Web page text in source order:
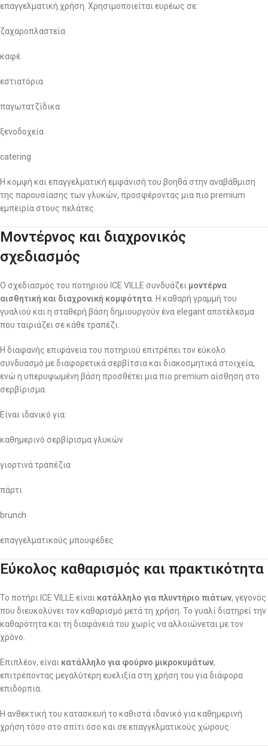
επαγγελματική χρήση. Χρησιμοποιείται ευρέως σε:
ζαχαροπλαστεία
καφέ
εστιατόρια
παγωτατζίδικα
ξενοδοχεία
catering
Η κομψή και επαγγελματική εμφάνισή του βοηθά στην αναβάθμιση
της παρουσίασης των γλυκών, προσφέροντας μια πιο premium
εμπειρία στους πελάτες.
Μοντέρνος και διαχρονικός
σχεδιασμός
Ο σχεδιασμός του ποτηριού ICE VILLE συνδυάζει μοντέρνα
αισθητική και διαχρονική κομψότητα . Η καθαρή γραμμή του
γυαλιού και η σταθερή βάση δημιουργούν ένα elegant αποτέλεσμα
που ταιριάζει σε κάθε τραπέζι.
Η διαφανής επιφάνεια του ποτηριού επιτρέπει τον εύκολο
συνδυασμό με διαφορετικά σερβίτσια και διακοσμητικά στοιχεία,
ενώ η υπερυψωμένη βάση προσθέτει μια πιο premium αίσθηση στο
σερβίρισμα.
Είναι ιδανικό για:
καθημερινό σερβίρισμα γλυκών
γιορτινά τραπέζια
πάρτι
brunch
επαγγελματικούς μπουφέδες
Εύκολος καθαρισμός και πρακτικότητα
Το ποτήρι ICE VILLE είναι κατάλληλο για πλυντήριο πιάτων, γεγονός
που διευκολύνει τον καθαρισμό μετά τη χρήση. Το γυαλί διατηρεί την
καθαρότητα και τη διαφάνειά του χωρίς να αλλοιώνεται με τον
χρόνο.
Επιπλέον, είναι κατάλληλο για φούρνο μικροκυμάτων,
επιτρέποντας μεγαλύτερη ευελιξία στη χρήση του για διάφορα
επιδόρπια.
Η ανθεκτική του κατασκευή το καθιστά ιδανικό για καθημερινή
χρήση τόσο στο σπίτι όσο και σε επαγγελματικούς χώρους.